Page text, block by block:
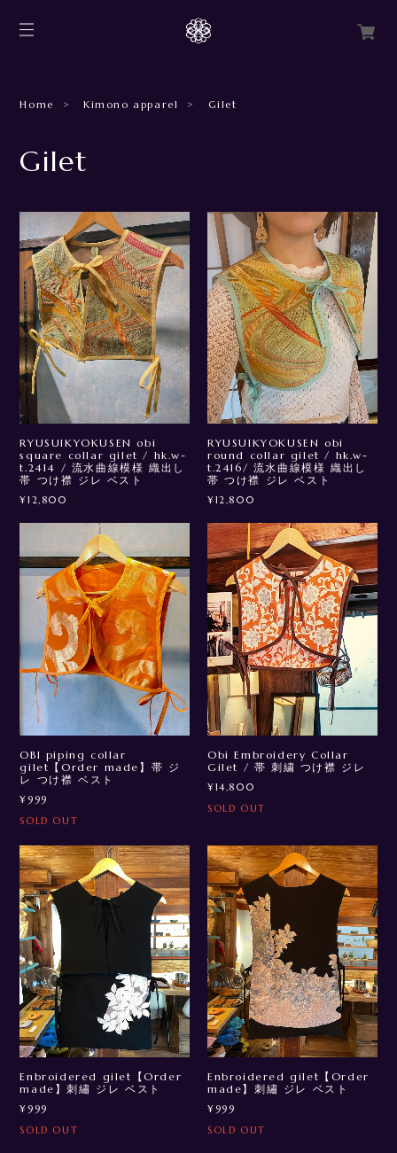
Home Kimono apparel Gilet
Gilet
RYUSUIKYOKUSEN obi
square collar gilet / hk.w-
t.2414 / 流水曲線模様 織出し
帯 つけ襟 ジレ ベスト
¥12,800
RYUSUIKYOKUSEN obi
round collar gilet / hk.w-
t.2416/ 流水曲線模様 織出し
帯 つけ襟 ジレ ベスト
¥12,800
OBI piping collar
gilet【Order made】帯 ジ
レ つけ襟 ベスト
¥999
SOLD OUT
Obi Embroidery Collar
Gilet / 帯 刺繍 つけ襟 ジレ
¥14,800
SOLD OUT
Enbroidered gilet【Order
made】刺繡 ジレ ベスト
¥999
SOLD OUT
Enbroidered gilet【Order
made】刺繡 ジレ ベスト
¥999
SOLD OUT